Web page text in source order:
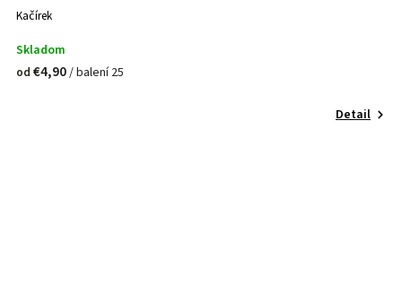
Kačírek
Skladom
od €4,90/ balení 25
Detail